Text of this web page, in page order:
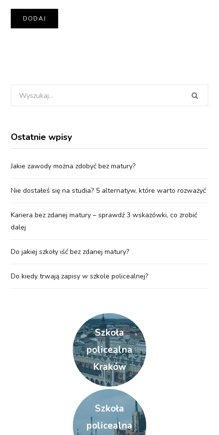
Ostatnie wpisy
Jakie zawody można zdobyć bez matury?
Nie dostałeś się na studia? 5 alternatyw, które warto rozważyć
Kariera bez zdanej matury – sprawdź 3 wskazówki, co zrobić
dalej
Do jakiej szkoły iść bez zdanej matury?
Do kiedy trwają zapisy w szkole policealnej?
Szkoła
policealna
Kraków
Szkoła
policealna